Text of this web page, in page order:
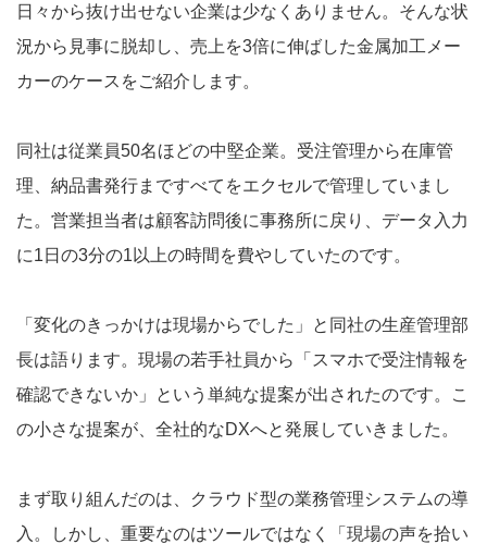
日々から抜け出せない企業は少なくありません。そんな状
況から見事に脱却し、売上を3倍に伸ばした金属加工メー
カーのケースをご紹介します。
同社は従業員50名ほどの中堅企業。受注管理から在庫管
理、納品書発行まですべてをエクセルで管理していまし
た。営業担当者は顧客訪問後に事務所に戻り、データ入力
に1日の3分の1以上の時間を費やしていたのです。
「変化のきっかけは現場からでした」と同社の生産管理部
長は語ります。現場の若手社員から「スマホで受注情報を
確認できないか」という単純な提案が出されたのです。こ
の小さな提案が、全社的なDXへと発展していきました。
まず取り組んだのは、クラウド型の業務管理システムの導
入。しかし、重要なのはツールではなく「現場の声を拾い